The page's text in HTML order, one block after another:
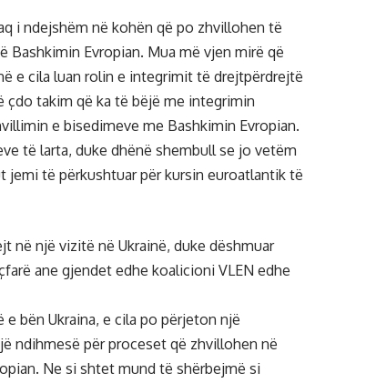
i ndejshëm në kohën që po zhvillohen të
Evropian. Mua më vjen mirë që
e cila luan rolin e integrimit të drejtpërdrejtë
çdo takim që ka të bëjë me integrimin
e bisedimeve me Bashkimin Evropian.
të larta, duke dhënë shembull se jo vetëm
jemi të përkushtuar për kursin euroatlantik të
në një vizitë në Ukrainë, duke dëshmuar
ane gjendet edhe koalicioni VLEN edhe
bën Ukraina, e cila po përjeton një
ndihmesë për proceset që zhvillohen në
Ne si shtet mund të shërbejmë si